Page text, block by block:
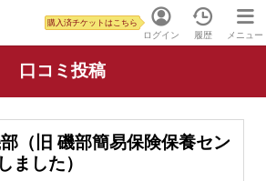
ログイン
購入済チケットはこちら
履歴 メニュー
口コミ投稿
（旧 磯部簡易保険保養セン
ました）